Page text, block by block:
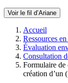
Voir le fil d’Ariane
Accueil
Ressources
Évaluation
Consultation
Formulaire de
création